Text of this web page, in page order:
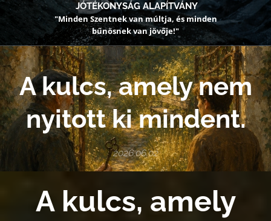
JÓTÉKONYSÁG ALAPÍTVÁNY
"Minden Szentnek van múltja, és minden
bűnösnek van jövője!"
A kulcs, amely nem
nyitott ki mindent.
2026.06.02
A kulcs, amely